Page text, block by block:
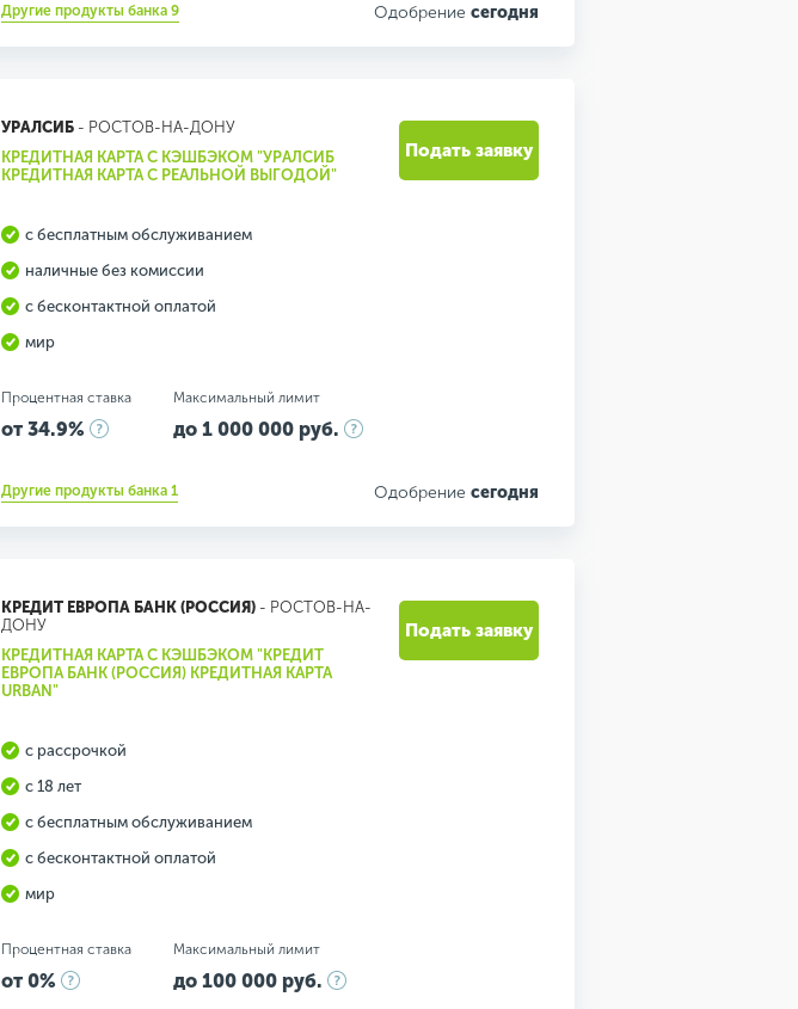
Другие продукты банка 9 Одобрение сегодня
УРАЛСИБ- РОСТОВ-НА-ДОНУ
КРЕДИТНАЯ КАРТА С КЭШБЭКОМ "УРАЛСИБ
КРЕДИТНАЯ КАРТА С РЕАЛЬНОЙ ВЫГОДОЙ"
с бесплатным обслуживанием
наличные без комиссии
с бесконтактной оплатой
мир
Процентная ставка
от 34.9%
Максимальный лимит
до 1 000 000 руб.
Другие продукты банка 1 Одобрение сегодня
Подать заявку
КРЕДИТ ЕВРОПА БАНК (РОССИЯ)- РОСТОВ-НА-
ДОНУ
КРЕДИТНАЯ КАРТА С КЭШБЭКОМ "КРЕДИТ
ЕВРОПА БАНК (РОССИЯ) КРЕДИТНАЯ КАРТА
URBAN"
с рассрочкой
с 18 лет
с бесплатным обслуживанием
с бесконтактной оплатой
мир
Процентная ставка
от 0%
Максимальный лимит
до 100 000 руб.
Подать заявку